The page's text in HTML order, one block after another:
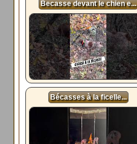
Becasse devant le chien e...
Bécasses à la ficelle...